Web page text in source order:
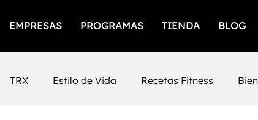
EMPRESAS PROGRAMAS TIENDA BLOG
TRX Estilo de Vida Recetas Fitness